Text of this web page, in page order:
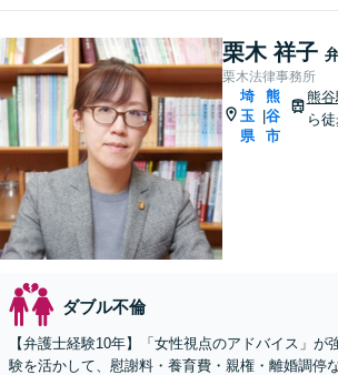
栗木 祥子
栗木法律事務所
埼
玉
県
|
熊
谷
市
熊谷
ら
ダブル不倫
【弁護士経験10年】「女性視点のアドバイス」が
験を活かして、慰謝料・養育費・親権・離婚調停